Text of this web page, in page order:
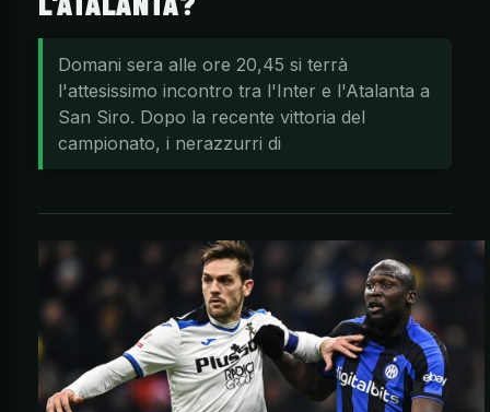
Domani sera alle ore 20,45 si terrà
l'attesissimo incontro tra l'Inter e l'Atalanta a
San Siro. Dopo la recente vittoria del
campionato, i nerazzurri di